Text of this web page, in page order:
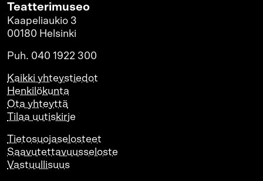
Teatterimuseo
Kaapeliaukio 3
00180 Helsinki
Puh. 040 1922 300
Kaikki yhteystiedot
Henkilökunta
Ota yhteyttä
Tilaa uutiskirje
Tietosuojaselosteet
Saavutettavuusseloste
Vastuullisuus